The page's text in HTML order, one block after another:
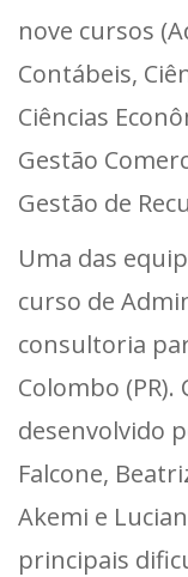
nove cursos
Contábeis,
Ciências
Gestão
Gestão de
Uma das
curso de
consultoria
Colombo
desenvolvido
Falcone,
Akemi e
principais